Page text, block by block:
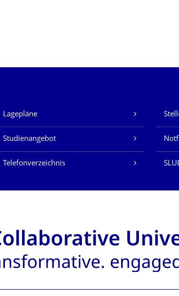
Unsere Dienste
Lagepläne
Studienangebot
Telefonverzeichnis